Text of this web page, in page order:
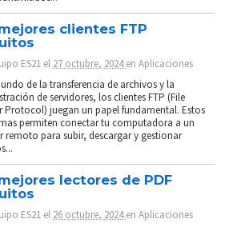
clientes FTP
ES21 el 27 octubre, 2024enAplicaciones
de la transferencia de archivos y la
de servidores, los clientes FTP (File
Protocol) juegan un papel fundamental. Estos
permiten conectar tu computadora a un
remoto para subir, descargar y gestionar
lectores de PDF
ES21 el 26 octubre, 2024enAplicaciones